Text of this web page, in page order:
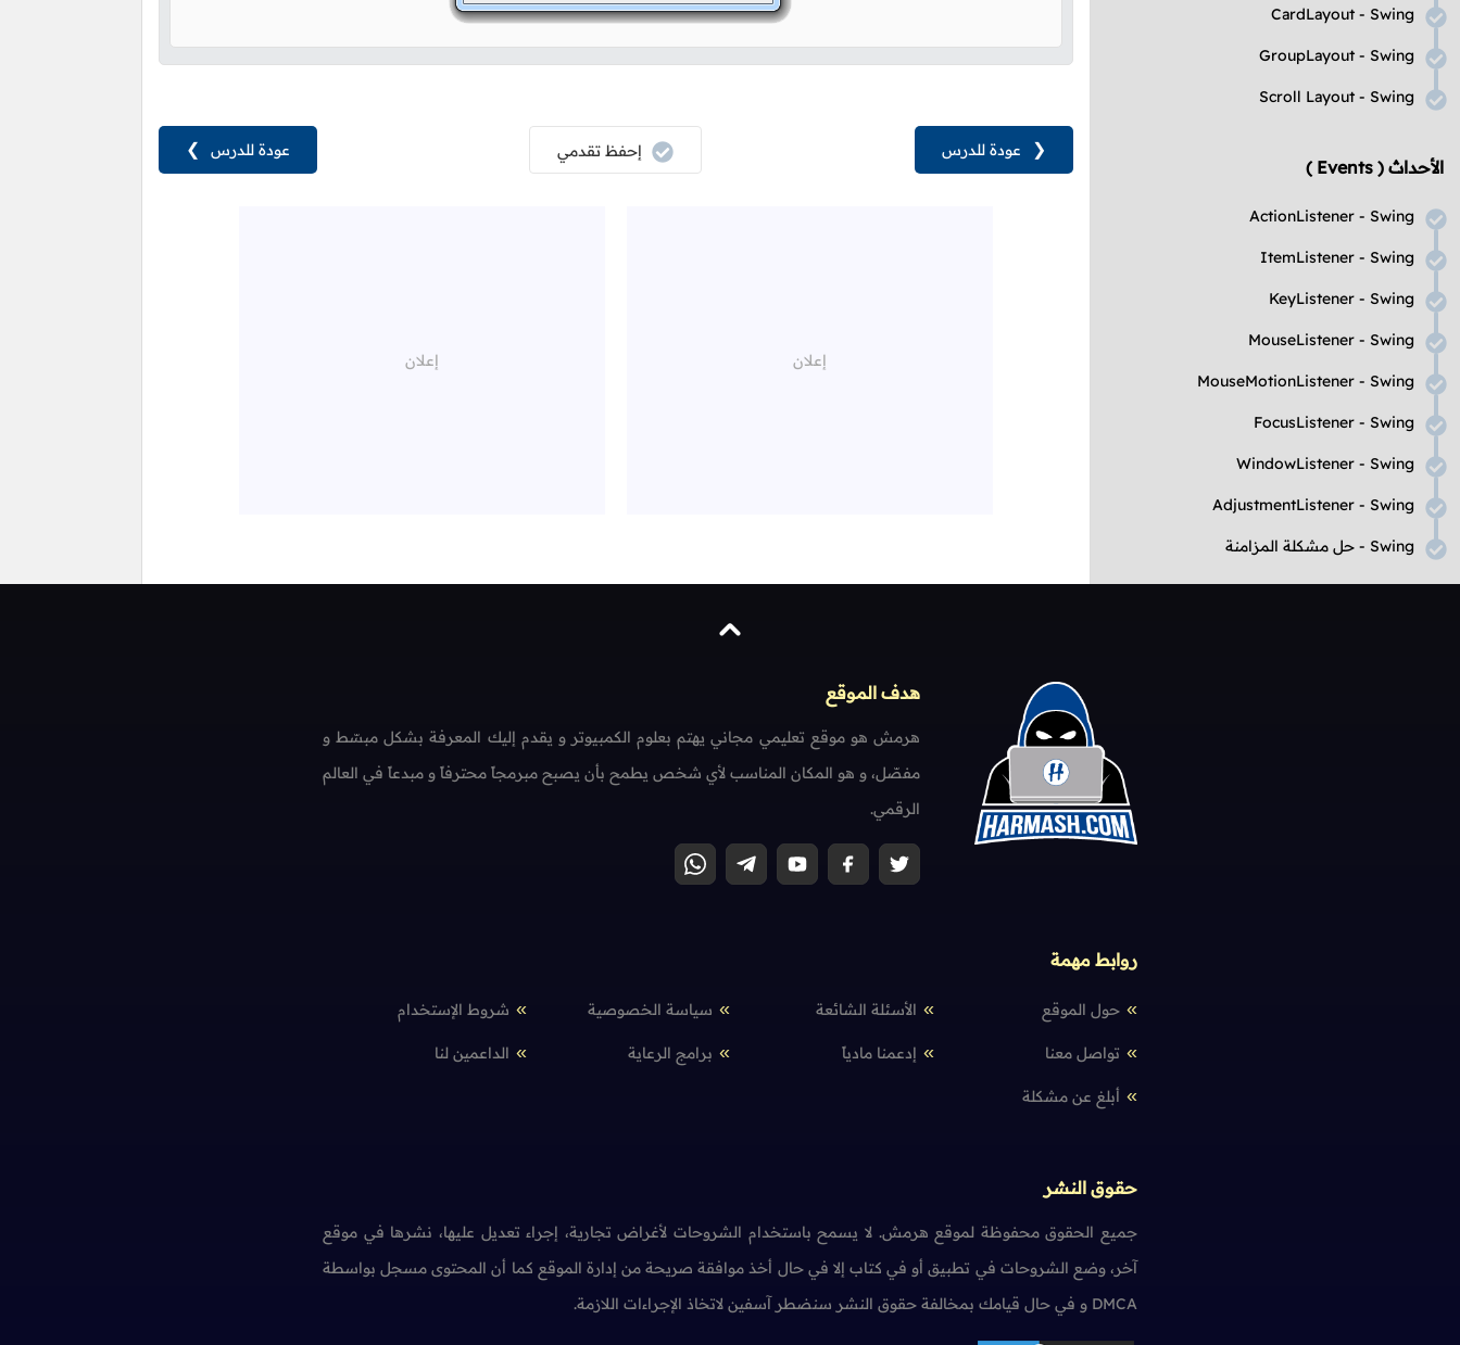
CardLayout - Swing
GroupLayout - Swing
Scroll Layout - Swing
الأحداث ( Events )
ActionListener - Swing
ItemListener - Swing
KeyListener - Swing
MouseListener - Swing
MouseMotionListener - Swing
FocusListener - Swing
WindowListener - Swing
AdjustmentListener - Swing
Swing - حل مشكلة المزامنة
عودة للدرس ❯ إحفظ تقدمي ❮ عودة للدرس
هدف الموقع
هرمش هو موقع تعليمي مجاني يهتم بعلوم الكمبيوتر و يقدم إليك المعرفة بشكل مبسّط و
مفصّل، و هو المكان المناسب لأي شخص يطمح بأن يصبح مبرمجاً محترفاً و مبدعاً في العالم
الرقمي.
روابط مهمة
حول الموقع الأسئلة الشائعة سياسة الخصوصية شروط الإستخدام
تواصل معنا إدعمنا مادياً برامج الرعاية الداعمين لنا
أبلغ عن مشكلة
حقوق النشر
جميع الحقوق محفوظة لموقع هرمش. لا يسمح باستخدام الشروحات لأغراض تجارية، إجراء تعديل عليها، نشرها في موقع
آخر، وضع الشروحات في تطبيق أو في كتاب إلا في حال أخذ موافقة صريحة من إدارة الموقع كما أن المحتوى مسجل بواسطة
DMCA و في حال قيامك بمخالفة حقوق النشر سنضطر آسفين لاتخاذ الإجراءات اللازمة.